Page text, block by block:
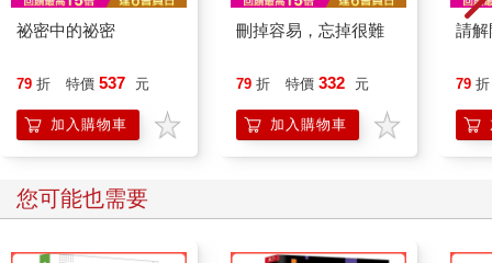
祕密中的祕密
79 折 特價 537 元
加入購物車
刪掉容易，忘掉很難
79 折 特價 332 元
加入購物車
請解
79 折
您可能也需要